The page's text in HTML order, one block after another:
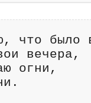
что было
вечера,
огни,